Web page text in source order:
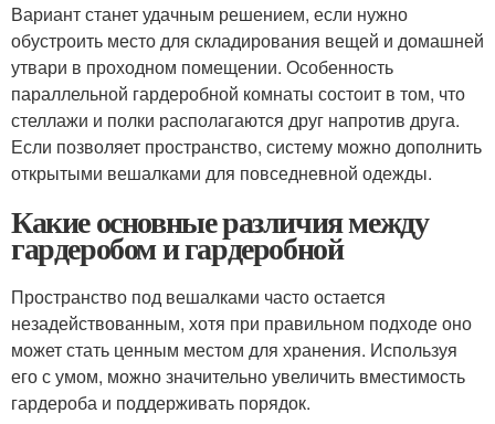
Вариант станет удачным решением, если нужно
обустроить место для складирования вещей и домашней
утвари в проходном помещении. Особенность
параллельной гардеробной комнаты состоит в том, что
стеллажи и полки располагаются друг напротив друга.
Если позволяет пространство, систему можно дополнить
открытыми вешалками для повседневной одежды.
Какие основные различия между
гардеробом и гардеробной
Пространство под вешалками часто остается
незадействованным, хотя при правильном подходе оно
может стать ценным местом для хранения. Используя
его с умом, можно значительно увеличить вместимость
гардероба и поддерживать порядок.